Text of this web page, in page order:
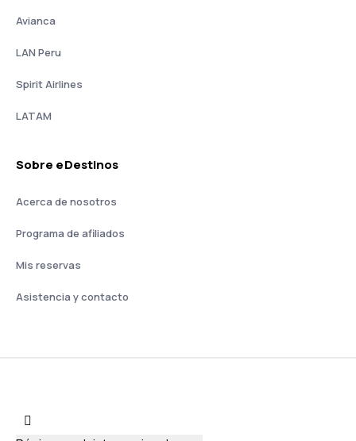
Avianca
LAN Peru
Spirit Airlines
LATAM
Sobre eDestinos
Acerca de nosotros
Programa de afiliados
Mis reservas
Asistencia y contacto